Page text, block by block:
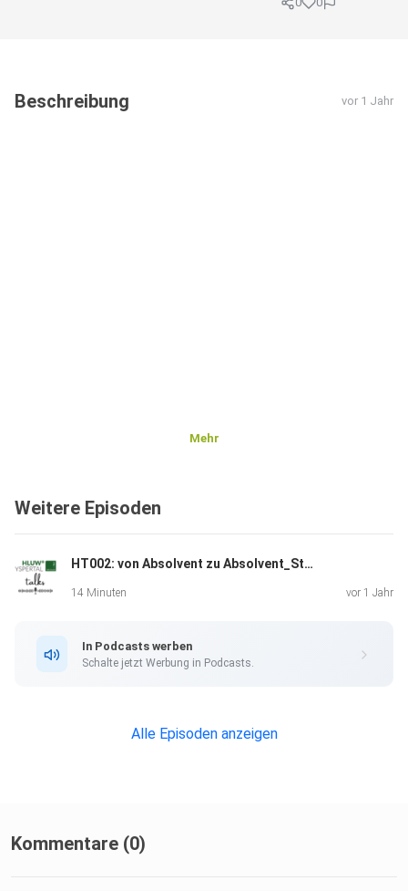
Beschreibung vor 1 Jahr
Mehr
Weitere Episoden
HT002: von Absolvent zu Absolvent_Stefan Pfeffer
14 Minuten vor 1 Jahr
In Podcasts werben
Schalte jetzt Werbung in Podcasts.
Alle Episoden anzeigen
Kommentare (0)